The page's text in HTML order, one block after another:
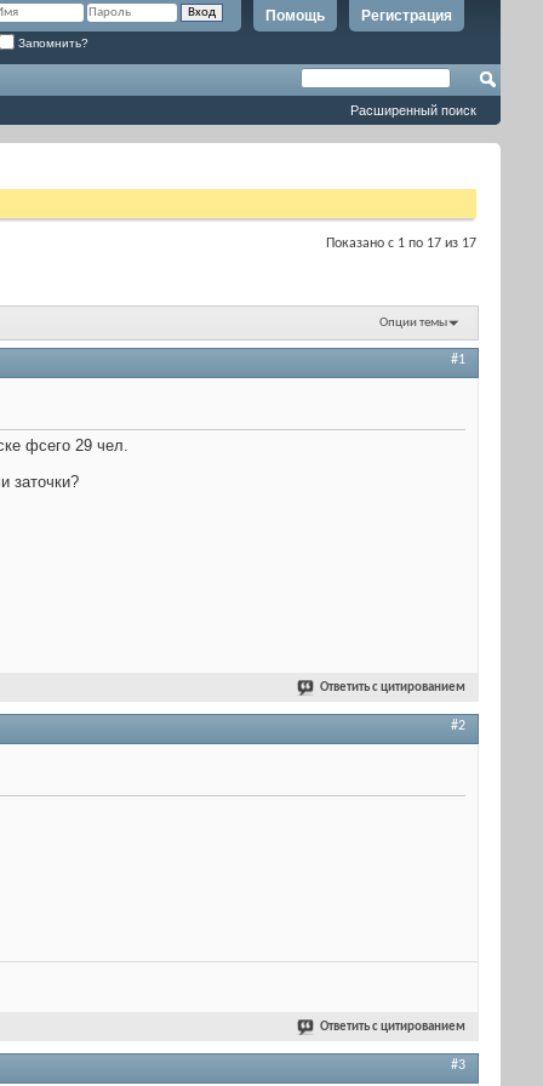
Регистрация
Помощь
Запомнить?
Расширенный поиск
Показано с 1 по 17 из 17
Опции темы
#1
фсего 29 чел.
заточки?
Ответить с цитированием
#2
Ответить с цитированием
#3